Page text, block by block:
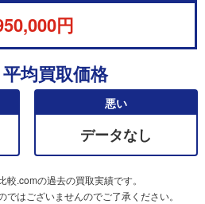
円
均買取価格
悪い
データなし
.comの過去の買取実績です。
はございませんのでご了承ください。